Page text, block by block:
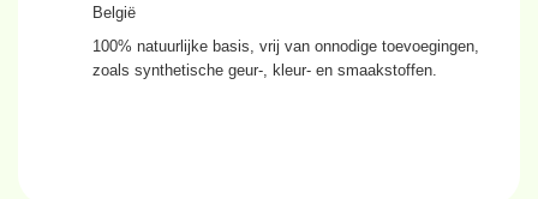
België
100% natuurlijke basis, vrij van onnodige toevoegingen,
zoals synthetische geur-, kleur- en smaakstoffen.